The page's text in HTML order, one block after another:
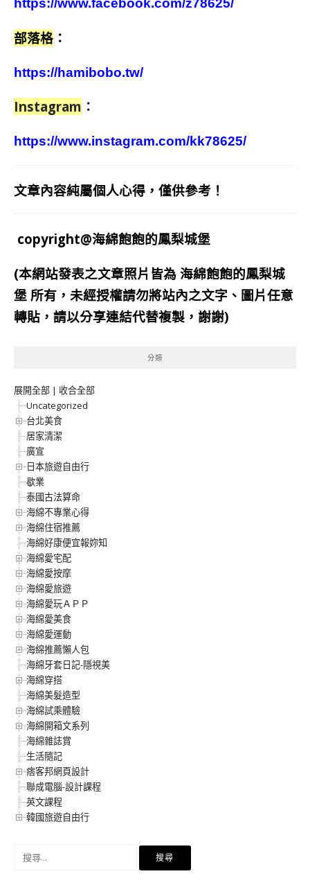
https://www.facebook.com/z78625/
部落格 ：
https://hamibobo.tw/
Instagram ：
https://www.instagram.com/kk78625/
文章內容純屬個人心得，僅供參考！
copyright@海綿飽飽的鳳梨城堡
(本網站發表之文章照片皆為 海綿飽飽的鳳梨城
堡 所有，未經授權請勿將站內之文字、圖片任意
轉貼，請以分享連結代替複製，謝謝)
分類
展開全部 | 收合全部
Uncategorized
台北美食
居家清潔
廣宣
日本旅遊自由行
歇業
泰國古法算命
海綿不專業心得
海綿住宿推薦
海綿好康便宜報妳知
海綿愛宅配
海綿愛按摩
海綿愛旅遊
海綿愛玩ＡＰＰ
海綿愛美食
海綿愛運動
海綿推薦懶人包
海綿牙套日記-隱視美
海綿穿搭
海綿美髮造型
海綿試乘體驗
海綿開箱文系列
海綿雜誌賞
生活隨記
痞客邦網頁設計
聯成電腦-設計課程
英文課程
韓國旅遊自由行